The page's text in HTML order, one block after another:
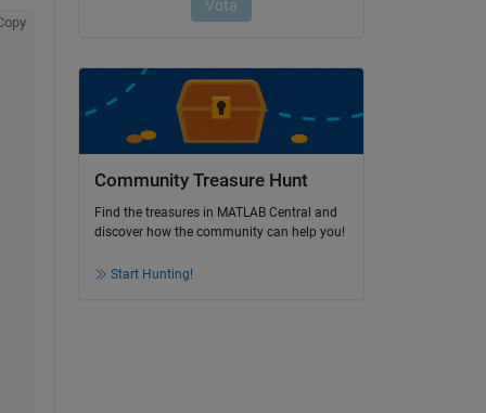
Community Treasure Hunt
Find the treasures in MATLAB Central and
discover how the community can help you!
Start Hunting!